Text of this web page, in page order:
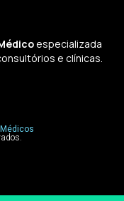
especializada
e clínicas.